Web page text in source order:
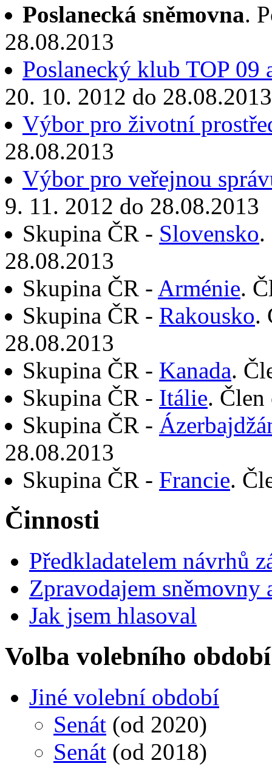
Poslanecká sněmovna.
28.08.2013
Poslanecký klub TOP 09
20. 10. 2012 do 28.08.2013
Výbor pro životní
28.08.2013
Výbor pro veřejnou
9. 11. 2012 do 28.08.2013
Skupina ČR - Slovensko.
28.08.2013
Skupina ČR - Arménie.
Skupina ČR - Rakousko.
28.08.2013
Skupina ČR - Kanada.
Skupina ČR - Itálie. Člen
Skupina ČR -
28.08.2013
Skupina ČR - Francie.
Činnosti
Předkladatelem návrhů
Zpravodajem
Jak jsem hlasoval
Volba volebního období
Jiné volební období
Senát (od 2020)
Senát (od 2018)